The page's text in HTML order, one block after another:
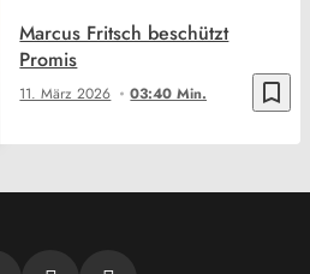
bookmark_border
11. März 2026 03:40 Min.
Marcus Fritsch beschützt
Promis